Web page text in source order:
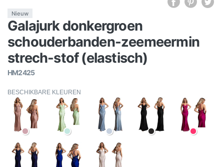
Nieuw
Galajurk donkergroen
schouderbanden-zeemeermin
strech-stof (elastisch)
HM2425
BESCHIKBARE KLEUREN